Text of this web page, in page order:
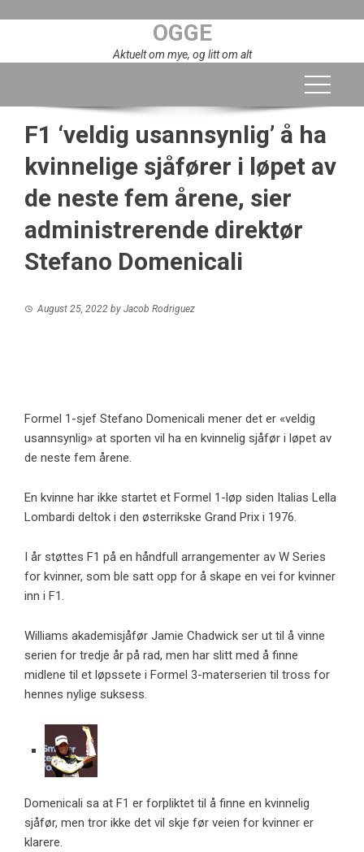
OGGE
Aktuelt om mye, og litt om alt
F1 ‘veldig usannsynlig’ å ha
kvinnelige sjåfører i løpet av
de neste fem årene, sier
administrerende direktør
Stefano Domenicali
August 25, 2022 by Jacob Rodriguez
Formel 1-sjef Stefano Domenicali mener det er «veldig
usannsynlig» at sporten vil ha en kvinnelig sjåfør i løpet av
de neste fem årene.
En kvinne har ikke startet et Formel 1-løp siden Italias Lella
Lombardi deltok i den østerrikske Grand Prix i 1976.
I år støttes F1 på en håndfull arrangementer av W Series
for kvinner, som ble satt opp for å skape en vei for kvinner
inn i F1.
Williams akademisjåfør Jamie Chadwick ser ut til å vinne
serien for tredje år på rad, men har slitt med å finne
midlene til et løpssete i Formel 3-materserien til tross for
hennes nylige suksess.
Domenicali sa at F1 er forpliktet til å finne en kvinnelig
sjåfør, men tror ikke det vil skje før veien for kvinner er
klarere.